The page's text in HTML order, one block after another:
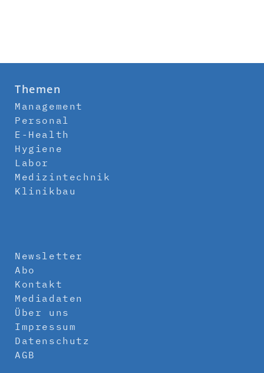
Themen
Management
Personal
E-Health
Hygiene
Labor
Medizintechnik
Klinikbau
Newsletter
Abo
Kontakt
Mediadaten
Über uns
Impressum
Datenschutz
AGB